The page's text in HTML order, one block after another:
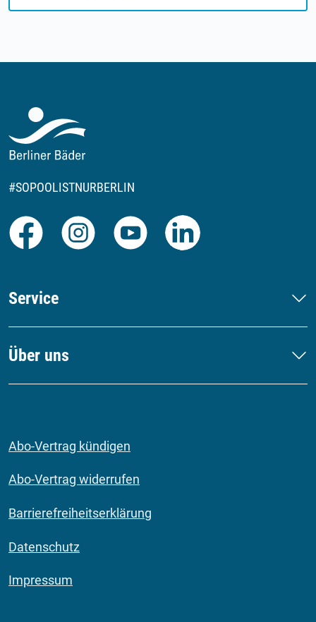
#SOPOOLISTNURBERLIN
Facebook Instagram Youtube
Service
Über uns
Abo-Vertrag kündigen
Abo-Vertrag widerrufen
Barrierefreiheitserklärung
Datenschutz
Impressum